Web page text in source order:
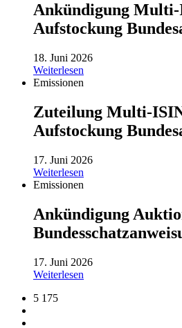
Ankündigung
Aufstockung
18. Juni 2026
Weiterlesen
Emissionen
Zuteilung Multi-
Aufstockung
17. Juni 2026
Weiterlesen
Emissionen
Ankündigung
17. Juni 2026
Weiterlesen
5 175